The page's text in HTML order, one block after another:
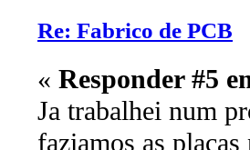
Re: Fabrico de PCB
« Responder #5
Ja trabalhei num
faziamos as